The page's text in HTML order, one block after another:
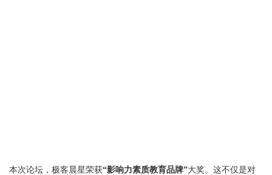
本次论坛，极客晨星荣获“影响力素质教育品牌”大奖。这不仅是对